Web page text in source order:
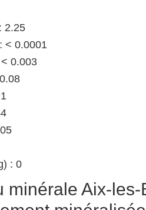
2.25
< 0.0001
0.003
: 0
minérale Aix-